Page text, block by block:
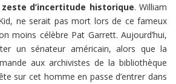
d’incertitude historique. William
ne serait pas mort lors de ce fameux
moins célèbre Pat Garrett. Aujourd’hui,
un sénateur américain, alors que la
aux archivistes de la bibliothèque
sur cet homme en passe d’entrer dans